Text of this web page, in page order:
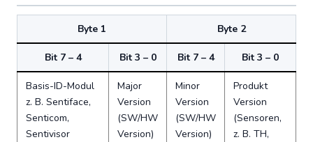
Byte 1 Byte 2
Bit 7 – 4 Bit 3 – 0 Bit 7 – 4 Bit 3 – 0
Basis-ID-Modul
z. B. Sentiface,
Senticom,
Sentivisor
Major
Version
(SW/HW
Version)
Minor
Version
(SW/HW
Version)
Produkt
Version
(Sensoren,
z. B. TH,